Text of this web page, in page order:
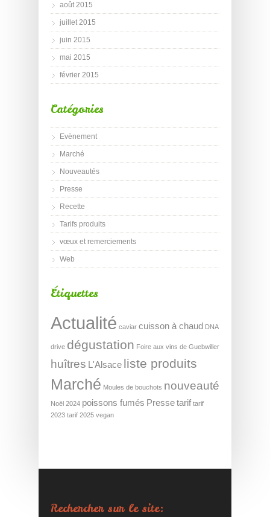
août 2015
juillet 2015
juin 2015
mai 2015
février 2015
Catégories
Evènement
Marché
Nouveautés
Presse
Recette
Tarifs produits
vœux et remerciements
Web
Étiquettes
Actualité caviar cuisson à chaud DNA
drive dégustation Foire aux vins de Guebwiller
huîtres L'Alsace liste produits
Marché Moules de bouchots nouveauté
Noël 2024 poissons fumés Pressetarif tarif
2023 tarif 2025 vegan
Rechercher sur le site: